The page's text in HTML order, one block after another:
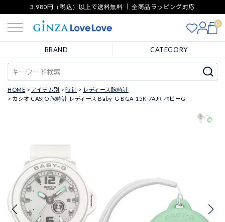
3,980円（税込）以上で送料無料 ｜ 全商品ラッピング対応
0
BRAND CATEGORY
HOME アイテム別 時計
レディース腕時計
カシオ CASIO 腕時計 レディース Baby-G BGA-15K-7AJR ベビーG